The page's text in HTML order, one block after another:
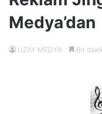
Medya’dan
UZAY MEDYA Bir